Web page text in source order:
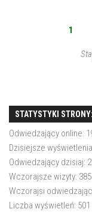
1
STATYSTYKI STRONY:
Odwiedzający online:
Dzisiejsze
Odwiedzający dzisiaj:
Wczorajsze wizyty: 385
Wczorajsi
Liczba wyświetleń: 501